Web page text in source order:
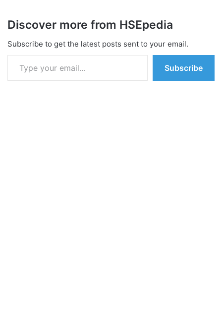
Discover more from HSEpedia
Subscribe to get the latest posts sent to your email.
Type your email…
Subscribe